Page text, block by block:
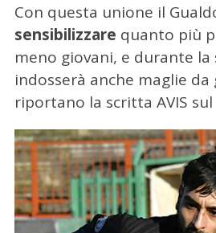
Con questa unione il
sensibilizzare quanto più
meno giovani, e durante la
indosserà anche maglie da
riportano la scritta AVIS